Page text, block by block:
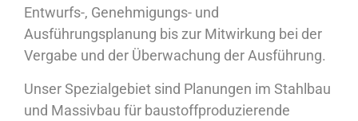
Entwurfs-, Genehmigungs- und
Ausführungsplanung bis zur Mitwirkung bei der
Vergabe und der Überwachung der Ausführung.
Unser Spezialgebiet sind Planungen im Stahlbau
und Massivbau für baustoffproduzierende